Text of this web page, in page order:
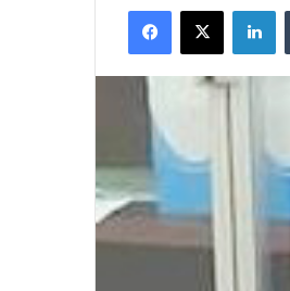
Facebook
X